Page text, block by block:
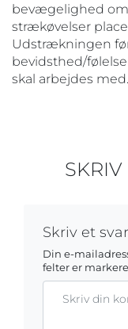
bevægelighed
strækøvelser
Udstrækningen
bevidsthed/
skal arbejdes med.
Skriv et svar
Din e-
felter er